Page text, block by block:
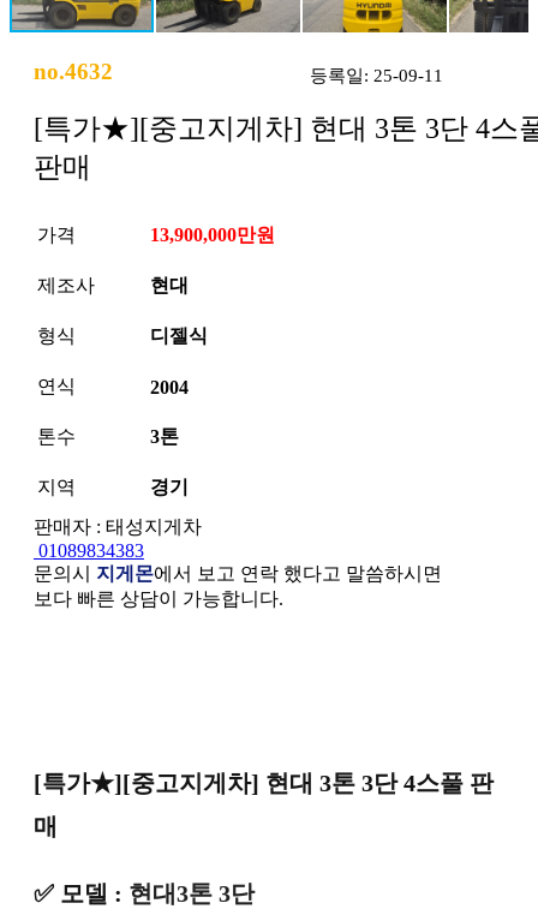
no.4632 등록일: 25-09-11
[특가★][중고지게차] 현대 3톤 3단 4스
판매
가격 13,900,000만원
제조사 현대
형식 디젤식
연식 2004
톤수 3톤
지역
경기
판매자 : 태성지게차
01089834383
문의시 지게몬에서 보고 연락 했다고 말씀하시면
보다 빠른 상담이 가능합니다.
[특가★][중고지게차] 현대 3톤 3단 4스풀 판
매
✅ 모델 : 현대3톤 3단